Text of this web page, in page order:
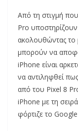
Από τη στιγμή
Pro
ακολουθώντας
μπορούν να
iPhone είναι
να αντιληφθεί
από του Pixel 8
iPhone με τη
φόρτιζε το